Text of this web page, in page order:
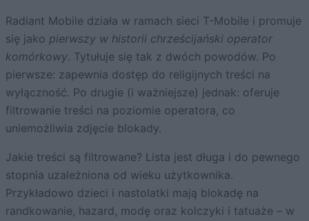
Radiant Mobile działa w ramach sieci T-Mobile i promuje
się jako pierwszy w historii chrześcijański operator
komórkowy. Tytułuje się tak z dwóch powodów. Po
pierwsze: zapewnia dostęp do religijnych treści na
wyłączność. Po drugie (i ważniejsze) jednak: oferuje
filtrowanie treści na poziomie operatora, co
uniemożliwia zdjęcie blokady.
Jakie treści są filtrowane? Lista jest długa i do pewnego
stopnia uzależniona od wieku użytkownika.
Przykładowo dzieci i nastolatki mają blokadę na
randkowanie, hazard, modę oraz kolczyki i tatuaże – w